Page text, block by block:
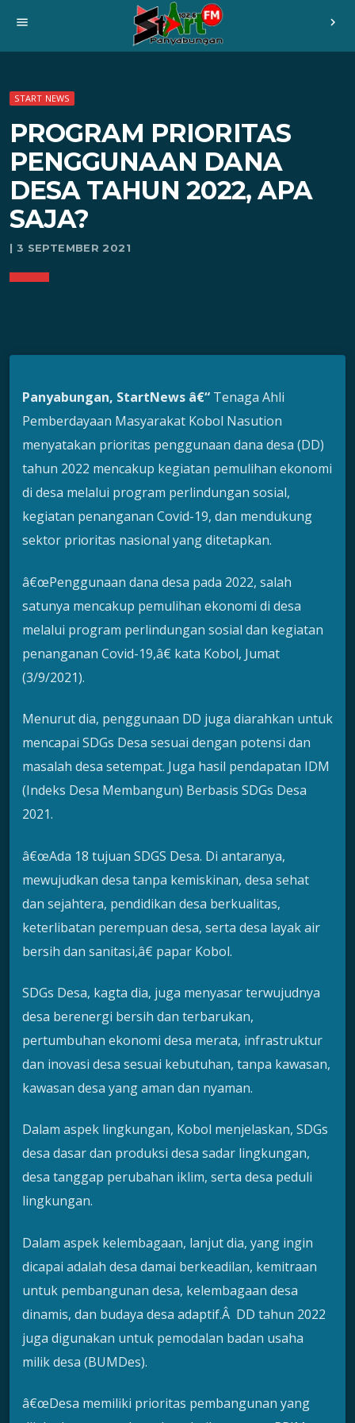
menu chevron_right
START NEWS
PROGRAM PRIORITAS
PENGGUNAAN DANA
DESA TAHUN 2022, APA
SAJA?
| 3 SEPTEMBER 2021
Panyabungan, StartNews â€“ Tenaga Ahli
Pemberdayaan Masyarakat Kobol Nasution
menyatakan prioritas penggunaan dana desa (DD)
tahun 2022 mencakup kegiatan pemulihan ekonomi
di desa melalui program perlindungan sosial,
kegiatan penanganan Covid-19, dan mendukung
sektor prioritas nasional yang ditetapkan.
â€œPenggunaan dana desa pada 2022, salah
satunya mencakup pemulihan ekonomi di desa
melalui program perlindungan sosial dan kegiatan
penanganan Covid-19,â€ kata Kobol, Jumat
(3/9/2021).
Menurut dia, penggunaan DD juga diarahkan untuk
mencapai SDGs Desa sesuai dengan potensi dan
masalah desa setempat. Juga hasil pendapatan IDM
(Indeks Desa Membangun) Berbasis SDGs Desa
2021.
â€œAda 18 tujuan SDGS Desa. Di antaranya,
mewujudkan desa tanpa kemiskinan, desa sehat
dan sejahtera, pendidikan desa berkualitas,
keterlibatan perempuan desa, serta desa layak air
bersih dan sanitasi,â€ papar Kobol.
SDGs Desa, kagta dia, juga menyasar terwujudnya
desa berenergi bersih dan terbarukan,
pertumbuhan ekonomi desa merata, infrastruktur
dan inovasi desa sesuai kebutuhan, tanpa kawasan,
kawasan desa yang aman dan nyaman.
Dalam aspek lingkungan, Kobol menjelaskan, SDGs
desa dasar dan produksi desa sadar lingkungan,
desa tanggap perubahan iklim, serta desa peduli
lingkungan.
Dalam aspek kelembagaan, lanjut dia, yang ingin
dicapai adalah desa damai berkeadilan, kemitraan
untuk pembangunan desa, kelembagaan desa
dinamis, dan budaya desa adaptif.Â DD tahun 2022
juga digunakan untuk pemodalan badan usaha
milik desa (BUMDes).
â€œDesa memiliki prioritas pembangunan yang